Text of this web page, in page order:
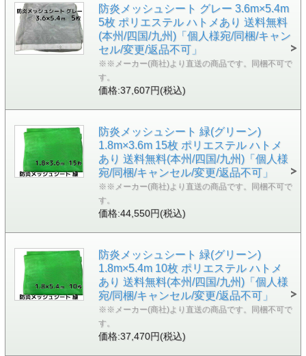
防炎メッシュシート グレー 3.6m×5.4m
5枚 ポリエステル ハトメあり 送料無料
(本州/四国/九州)「個人様宛/同梱/キャン
セル/変更/返品不可」
※※メーカー(商社)より直送の商品です。同梱不可で
す。
価格:37,607円(税込)
防炎メッシュシート 緑(グリーン)
1.8m×3.6m 15枚 ポリエステル ハトメ
あり 送料無料(本州/四国/九州)「個人様
宛/同梱/キャンセル/変更/返品不可」
※※メーカー(商社)より直送の商品です。同梱不可で
す。
価格:44,550円(税込)
防炎メッシュシート 緑(グリーン)
1.8m×5.4m 10枚 ポリエステル ハトメ
あり 送料無料(本州/四国/九州)「個人様
宛/同梱/キャンセル/変更/返品不可」
※※メーカー(商社)より直送の商品です。同梱不可で
す。
価格:37,470円(税込)